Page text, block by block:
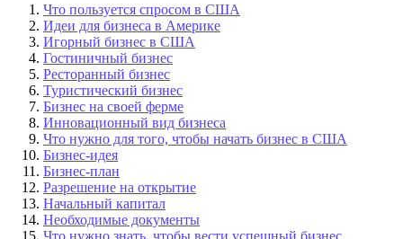
Что пользуется спросом в США
Идеи для бизнеса в Америке
Игорный бизнес в США
Гостиничный бизнес
Ресторанный бизнес
Туристический бизнес
Бизнес на своей ферме
Инновационный вид бизнеса
Что нужно для того, чтобы начать бизнес в США
Бизнес-идея
Бизнес-план
Разрешение на открытие
Начальный капитал
Необходимые документы
Что нужно знать, чтобы вести успешный бизнес